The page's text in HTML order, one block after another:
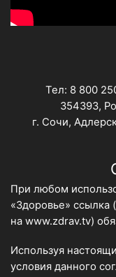
Тел: 8 800
354393,
г. Сочи,
При любом
«Здоровье» ссылка
на www.zdrav.tv)
Используя
условия данного